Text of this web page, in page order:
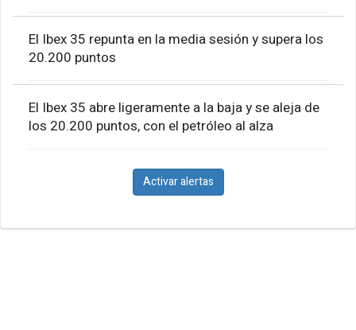
El Ibex 35 repunta en la media sesión y supera los
20.200 puntos
El Ibex 35 abre ligeramente a la baja y se aleja de
los 20.200 puntos, con el petróleo al alza
Activar alertas